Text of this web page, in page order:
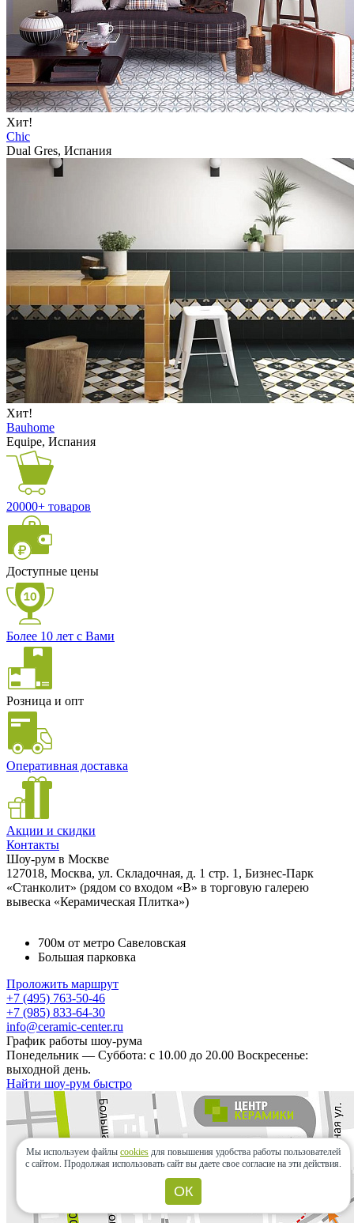
Хит!
Chic
Dual Gres, Испания
Хит!
Bauhome
Equipe, Испания
20000+ товаров
Доступные цены
Более 10 лет с Вами
Розница и опт
Оперативная доставка
Акции и скидки
Контакты
Шоу-рум в Москве
127018, Москва, ул. Складочная, д. 1 стр. 1, Бизнес-Парк
«Станколит» (рядом со входом «B» в торговую галерею
вывеска «Керамическая Плитка»)
700м от метро Савеловская
Большая парковка
Проложить маршрут
+7 (495) 763-50-46
+7 (985) 833-64-30
info@ceramic-center.ru
График работы шоу-рума
Понедельник — Суббота: с 10.00 до 20.00 Воскресенье:
выходной день.
Найти шоу-рум быстро
Мы используем файлы cookies для повышения удобства работы пользователей
с сайтом. Продолжая использовать сайт вы даете свое согласие на эти действия.
ОК